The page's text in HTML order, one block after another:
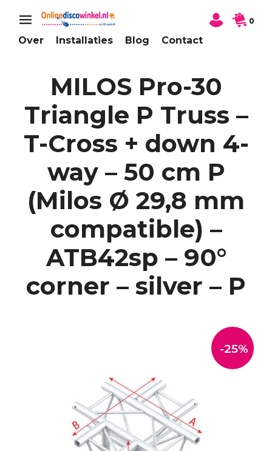
Over Installaties Blog Contact
0
MILOS Pro-30
Triangle P Truss –
T-Cross + down 4-
way – 50 cm P
(Milos Ø 29,8 mm
compatible) –
ATB42sp – 90°
corner – silver – P
-25%